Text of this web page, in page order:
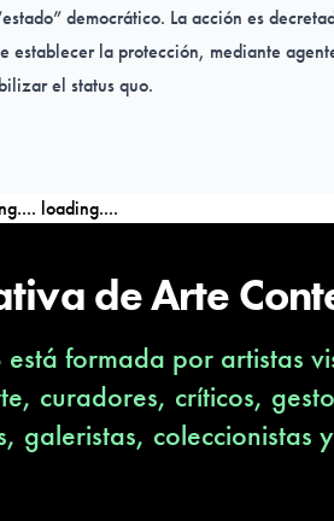
democrático. La acción es
establecer la protección, mediante
el status quo.
comunicar una visión política desde la
la relación misma entre las partes de
el tiempo
loading....
de Arte
está formada por artistas
curadores, críticos,
galeristas, coleccionistas